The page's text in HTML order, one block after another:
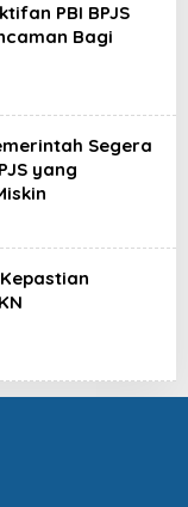
PBI BPJS
Bagi
Segera
yang